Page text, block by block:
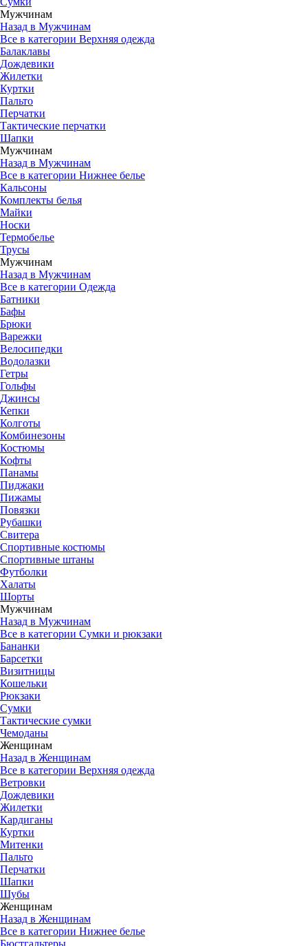
Мужчинам
Назад в Мужчинам
Все в категории Верхняя одежда
Балаклавы
Дождевики
Жилетки
Куртки
Пальто
Перчатки
Тактические перчатки
Шапки
Мужчинам
Назад в Мужчинам
Все в категории Нижнее белье
Кальсоны
Комплекты белья
Майки
Носки
Термобелье
Трусы
Мужчинам
Назад в Мужчинам
Все в категории Одежда
Батники
Бафы
Брюки
Варежки
Велосипедки
Водолазки
Гетры
Гольфы
Джинсы
Кепки
Колготы
Комбинезоны
Костюмы
Кофты
Панамы
Пиджаки
Пижамы
Повязки
Рубашки
Свитера
Спортивные костюмы
Спортивные штаны
Футболки
Халаты
Шорты
Мужчинам
Назад в Мужчинам
Все в категории Сумки и рюкзаки
Бананки
Барсетки
Визитницы
Кошельки
Рюкзаки
Сумки
Тактические сумки
Чемоданы
Женщинам
Назад в Женщинам
Все в категории Верхняя одежда
Ветровки
Дождевики
Жилетки
Кардиганы
Куртки
Митенки
Пальто
Перчатки
Шапки
Шубы
Женщинам
Назад в Женщинам
Все в категории Нижнее белье
Бюстгальтеры